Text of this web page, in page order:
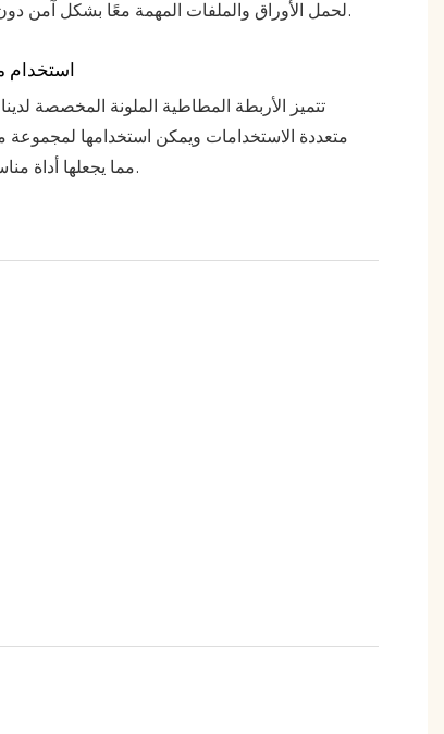
لحمل الأوراق والملفات المهمة معًا بشكل آمن دون التسبب في ضرر.
استخدام
تتميز الأربطة المطاطية الملونة المخصصة لدينا
متعددة الاستخدامات ويمكن استخدامها لمجموعة
مما يجعلها أداة مناسبة لأي إعداد مكتبي.